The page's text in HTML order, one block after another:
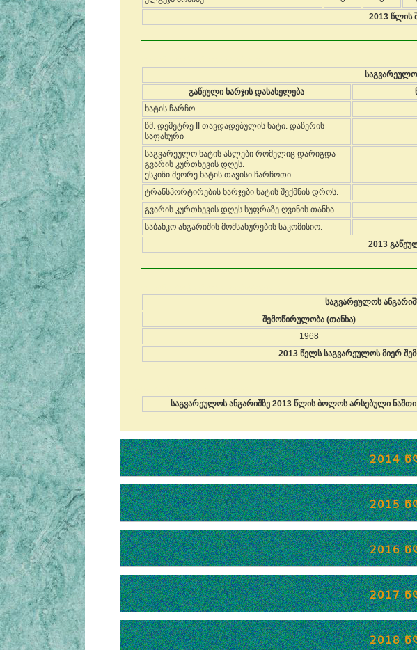
2013 წლის
გაწეული ხარჯის დასახელება
ხატის ჩარჩო.
წმ. დემეტრე II თავდადებულის ხატი. დაწერის
საფასური
საგვარეულო ხატის ასლები რომელიც დარიგდა
გვარის კურთხევის დღეს.
ესკიზი მეორე ხატის თავისი ჩარჩოთი.
ტრანსპორტირების ხარჯები ხატის შექმნის დროს.
გვარის კურთხევის დღეს სუფრაზე ღვინის თანხა.
საბანკო ანგარიშის მომსახურების საკომისიო.
2013
საგვარეულოს
შემოწირულობა (თანხა)
1968
2013 წელს საგვარეულოს მიერ
საგვარეულოს ანგარიშზე 2013 წლის ბოლოს არსებული ნაშთი
2014
2015
2016
2017
2018